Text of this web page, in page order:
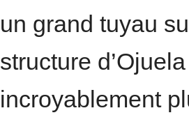
un grand tuyau
structure
incroyablement